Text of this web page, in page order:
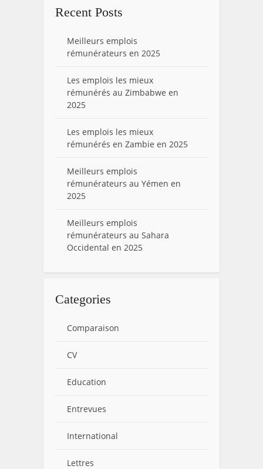
Recent Posts
Meilleurs emplois
rémunérateurs en 2025
Les emplois les mieux
rémunérés au Zimbabwe en
2025
Les emplois les mieux
rémunérés en Zambie en 2025
Meilleurs emplois
rémunérateurs au Yémen en
2025
Meilleurs emplois
rémunérateurs au Sahara
Occidental en 2025
Categories
Comparaison
CV
Education
Entrevues
International
Lettres